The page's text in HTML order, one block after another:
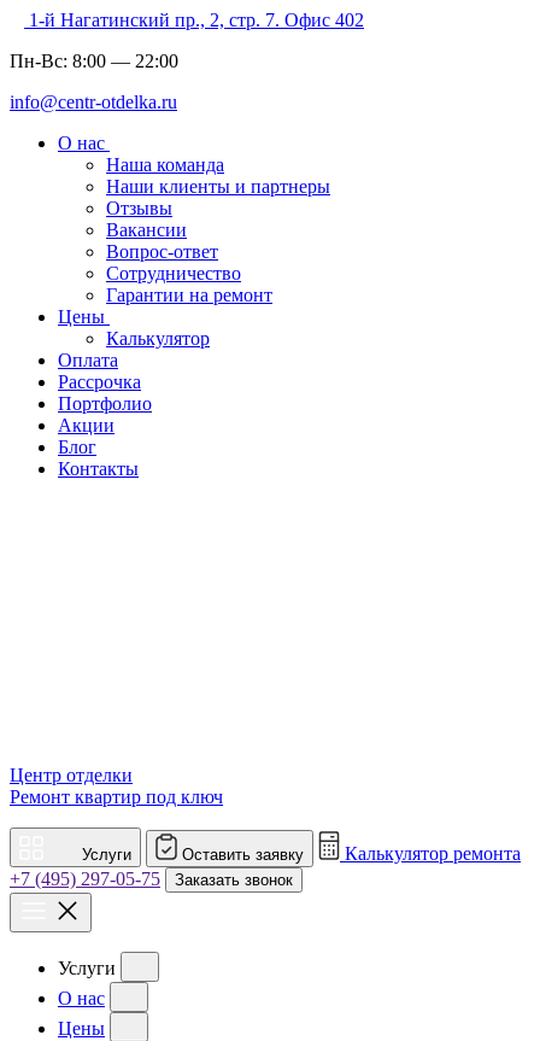
1-й Нагатинский пр., 2, стр. 7. Офис 402
Пн-Вс: 8:00 — 22:00
info@centr-otdelka.ru
О нас
Наша команда
Наши клиенты и партнеры
Отзывы
Вакансии
Вопрос-ответ
Сотрудничество
Гарантии на ремонт
Цены
Калькулятор
Оплата
Рассрочка
Портфолио
Акции
Блог
Контакты
Центр отделки
Ремонт квартир под ключ
Услуги Оставить заявку
Калькулятор ремонта
+7 (495) 297-05-75
Заказать звонок
Услуги
О нас
Цены